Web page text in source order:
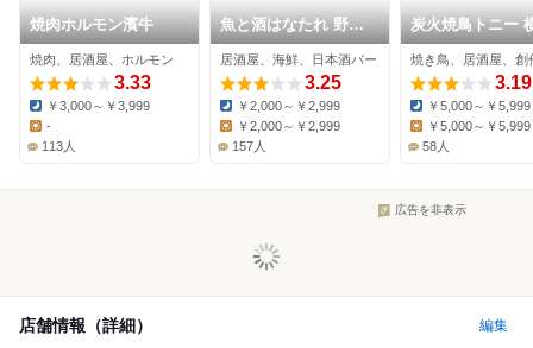
焼肉ホルモン濱牛
焼肉、居酒屋、ホルモン
3.33
Dinner:
￥3,000～￥3,999
-
113人
魚と酒はなたれ 野毛
一番街店
居酒屋、海鮮、日本酒バー
3.25
Dinner:
￥2,000～￥2,999
￥2,000～￥2,999
157人
炭火焼鳥トニー
西口店
焼き鳥、居酒屋、創
3.19
Dinner:
￥5,000～￥5,999
Lunch:
￥5,000～￥5,999
58人
広告を非表示
店舗情報（詳細） 編集